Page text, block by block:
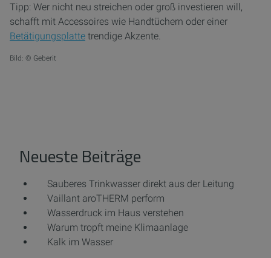
Tipp: Wer nicht neu streichen oder groß investieren will,
schafft mit Accessoires wie Handtüchern oder einer
Betätigungsplatte trendige Akzente.
Bild: © Geberit
Neueste Beiträge
Sauberes Trinkwasser direkt aus der Leitung
Vaillant aroTHERM perform
Wasserdruck im Haus verstehen
Warum tropft meine Klimaanlage
Kalk im Wasser